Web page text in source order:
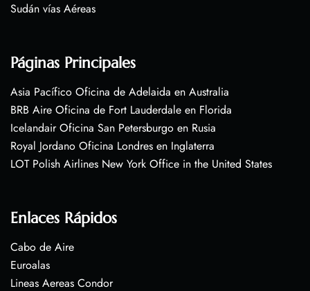
Sudán vías Aéreas
Páginas Principales
Asia Pacífico Oficina de Adelaida en Australia
BRB Aire Oficina de Fort Lauderdale en Florida
Icelandair Oficina San Petersburgo en Rusia
Royal Jordano Oficina Londres en Inglaterra
LOT Polish Airlines New York Office in the United States
Enlaces Rápidos
Cabo de Aire
Euroalas
Lineas Aereas Condor